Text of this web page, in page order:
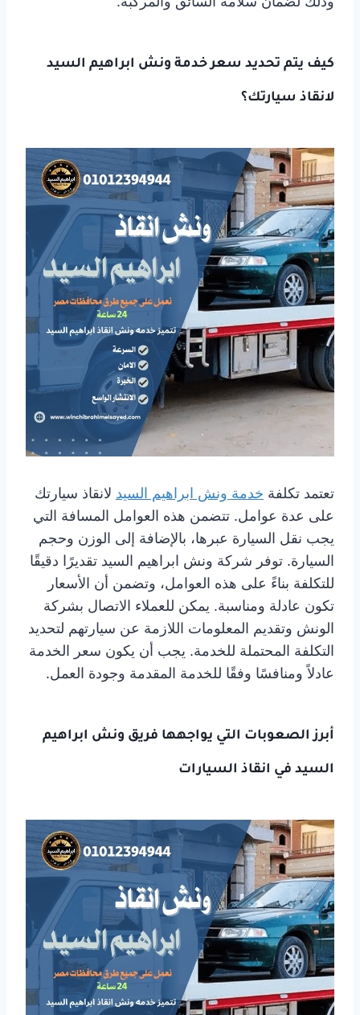
كيف يتم تحديد سعر خدمة ونش ابراهيم السيد
لانقاذ سيارتك؟
تعتمد تكلفة خدمة ونش ابراهيم السيد لانقاذ سيارتك
على عدة عوامل. تتضمن هذه العوامل المسافة التي
يجب نقل السيارة عبرها، بالإضافة إلى الوزن وحجم
السيارة. توفر شركة ونش ابراهيم السيد تقديرًا دقيقًا
للتكلفة بناءً على هذه العوامل، وتضمن أن الأسعار
تكون عادلة ومناسبة. يمكن للعملاء الاتصال بشركة
الونش وتقديم المعلومات اللازمة عن سيارتهم لتحديد
التكلفة المحتملة للخدمة. يجب أن يكون سعر الخدمة
عادلاً ومنافسًا وفقًا للخدمة المقدمة وجودة العمل.
أبرز الصعوبات التي يواجهها فريق ونش ابراهيم
السيد في انقاذ السيارات